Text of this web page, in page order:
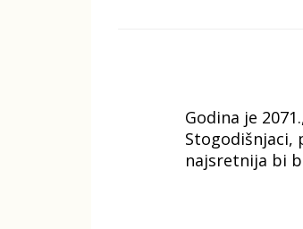
Godina je
Stogodišnjaci,
najsretnija bi